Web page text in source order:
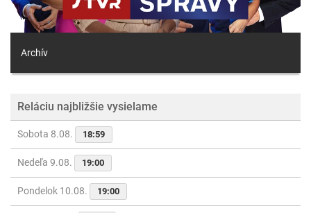
Archív
Reláciu najbližšie vysielame
Sobota 8.08. 18:59
Nedeľa 9.08. 19:00
Pondelok 10.08. 19:00